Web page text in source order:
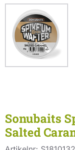
Sonubaits
Salted